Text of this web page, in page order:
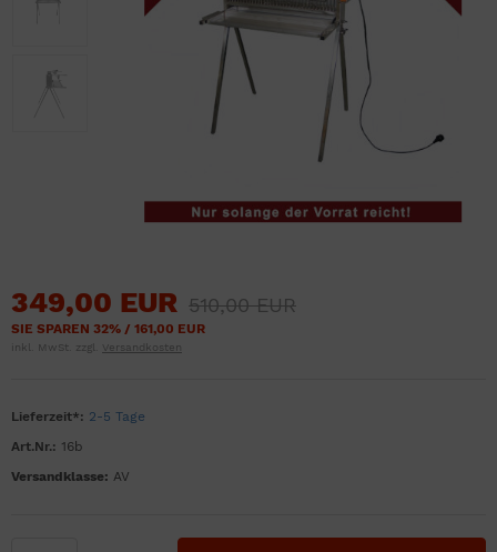
349,00 EUR 510,00 EUR
SIE SPAREN 32% / 161,00 EUR
inkl. MwSt. zzgl. Versandkosten
Lieferzeit*: 2-5 Tage
Art.Nr.: 16b
Versandklasse: AV